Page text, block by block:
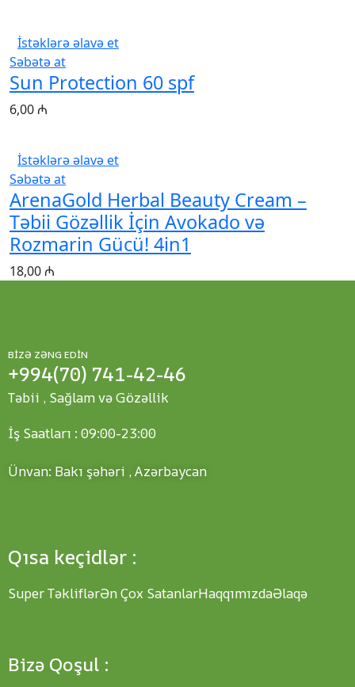
İstəklərə əlavə et
Səbətə at
Sun Protection 60 spf
6,00 ₼
İstəklərə əlavə et
Səbətə at
ArenaGold Herbal Beauty Cream –
Təbii Gözəllik İçin Avokado və
Rozmarin Gücü! 4in1
18,00 ₼
BIZƏ ZƏNG EDIN
+994(70) 741-42-46
Təbii , Sağlam və Gözəllik
İş Saatları : 09:00-23:00
Ünvan: Bakı şəhəri , Azərbaycan
Qısa keçidlər :
Super TəkliflərƏn Çox SatanlarHaqqımızdaƏlaqə
Bizə Qoşul :